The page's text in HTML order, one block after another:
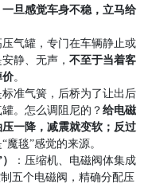
一旦感觉车身不稳，立马给
压气罐，专门在车辆静止或
静、无声， 不至于当着客
价。
标准气簧，后桥为了让出后
。怎么调阻尼的？ 给电磁
一降，减震就变软；反过
“魔毯”感觉的来源。
）
：压缩机、电磁阀体集成
制五个电磁阀，精确分配压